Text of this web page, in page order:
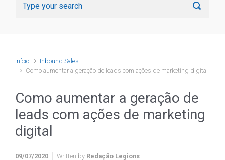
Início
Inbound Sales
Como aumentar a geração de leads com ações de marketing digital
Como aumentar a geração de
leads com ações de marketing
digital
09/07/2020 Written by Redação Legions